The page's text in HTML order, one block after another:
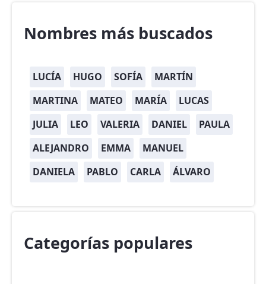
Nombres más buscados
LUCÍA HUGO SOFÍA
MARTÍN
MARTINA
MATEO MARÍA
LUCAS
JULIA
LEO VALERIA DANIEL
PAULA
ALEJANDRO
EMMA
MANUEL
DANIELA
PABLO CARLA ÁLVARO
Categorías populares